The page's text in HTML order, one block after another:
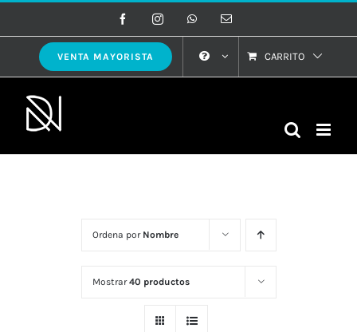
al
contenido
FacebookInstagramWhatsAppCorreo
VENTA MAYORISTA CARRITO
Ordena por Nombre
Mostrar40 productos